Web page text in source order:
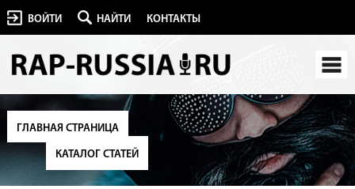
ВОЙТИ НАЙТИ КОНТАКТЫ
ГЛАВНАЯ СТРАНИЦА
КАТАЛОГ СТАТЕЙ